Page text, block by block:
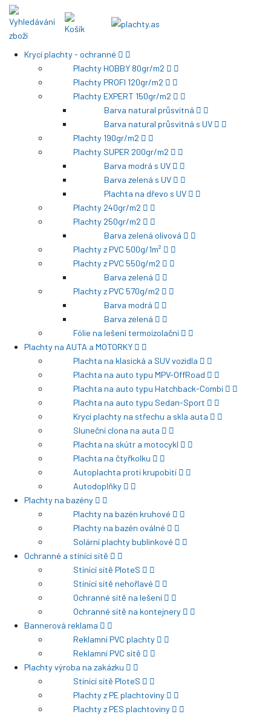
Krycí plachty - ochranné
Plachty HOBBY 80gr/m2
Plachty PROFI 120gr/m2
Plachty EXPERT 150gr/m2
Barva natural průsvitná
Barva natural průsvitná s UV
Plachty 190gr/m2
Plachty SUPER 200gr/m2
Barva modrá s UV
Barva zelená s UV
Plachta na dřevo s UV
Plachty 240gr/m2
Plachty 250gr/m2
Barva zelená olivová
Plachty z PVC 500g/1m²
Plachty z PVC 550g/m2
Barva zelená
Plachty z PVC 570g/m2
Barva modrá
Barva zelená
Fólie na lešení termoizolační
Plachty na AUTA a MOTORKY
Plachta na klasická a SUV vozidla
Plachta na auto typu MPV-OffRoad
Plachta na auto typu Hatchback-Combi
Plachta na auto typu Sedan-Sport
Krycí plachty na střechu a skla auta
Sluneční clona na auta
Plachta na skútr a motocykl
Plachta na čtyřkolku
Autoplachta proti krupobití
Autodoplňky
Plachty na bazény
Plachty na bazén kruhové
Plachty na bazén oválné
Solární plachty bublinkové
Ochranné a stínící sítě
Stínící sítě PloteS
Stínící sítě nehořlavé
Ochranné sítě na lešení
Ochranné sítě na kontejnery
Bannerová reklama
Reklamní PVC plachty
Reklamní PVC sítě
Plachty výroba na zakázku
Stínící sítě PloteS
Plachty z PE plachtoviny
Plachty z PES plachtoviny